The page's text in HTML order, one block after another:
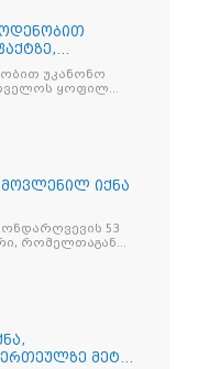
უკანონო
ყოფილ
იქნა
53
რომელთაგან
მეტი